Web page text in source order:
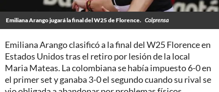
Emiliana Arango jugará la final del W25 de Florence. Colprensa
Emiliana Arango clasificó a la final del W25 Florence en
Estados Unidos tras el retiro por lesión de la local
Maria Mateas. La colombiana se había impuesto 6-0 en
el primer set y ganaba 3-0 el segundo cuando su rival se